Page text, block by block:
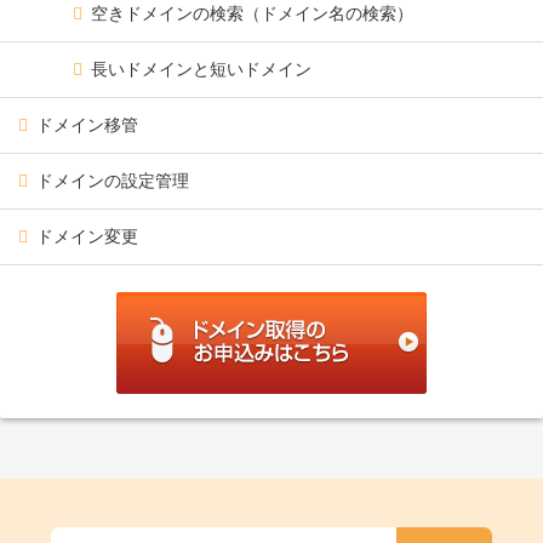
空きドメインの検索（ドメイン名の検索）
長いドメインと短いドメイン
ドメイン移管
ドメインの設定管理
ドメイン変更